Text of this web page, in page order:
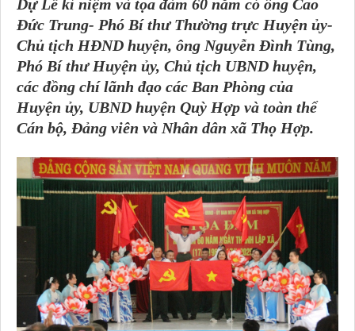
Dự Lễ kỉ niệm và tọa đàm 60 năm có ông Cao
Đức Trung- Phó Bí thư Thường trực Huyện ủy-
Chủ tịch HĐND huyện, ông Nguyễn Đình Tùng,
Phó Bí thư Huyện ủy, Chủ tịch UBND huyện,
các đồng chí lãnh đạo các Ban Phòng của
Huyện ủy, UBND huyện Quỳ Hợp và toàn thể
Cán bộ, Đảng viên và Nhân dân xã Thọ Hợp.